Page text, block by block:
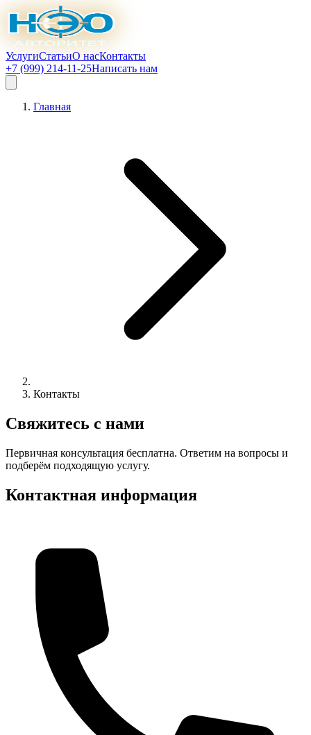
УслугиСтатьиО насКонтакты
+7 (999) 214-11-25Написать нам
Главная
Контакты
Свяжитесь с нами
Первичная консультация бесплатна. Ответим на вопросы и
подберём подходящую услугу.
Контактная информация